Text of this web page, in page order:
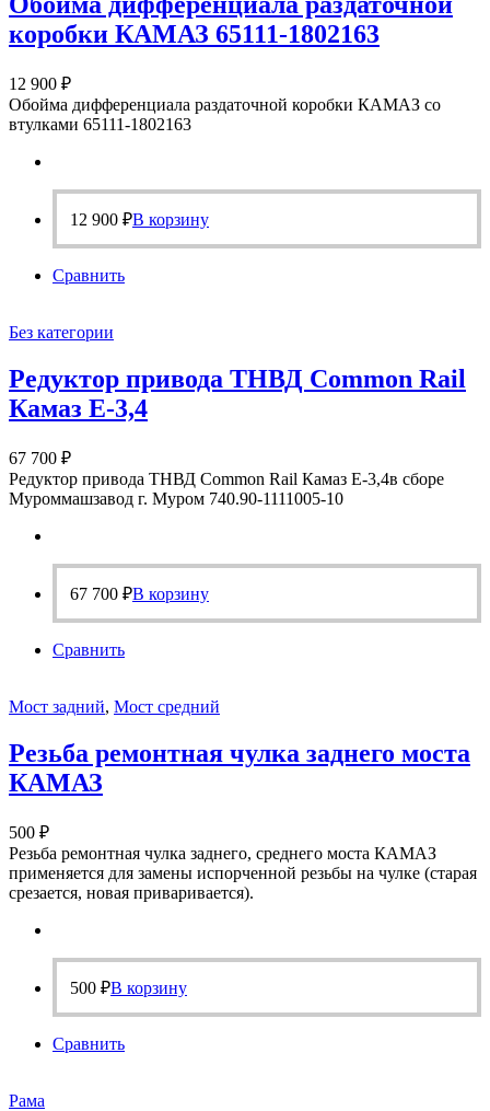
коробки КАМАЗ 65111-1802163
12 900 ₽
Обойма дифференциала раздаточной коробки КАМАЗ со
втулками 65111-1802163
12 900 ₽В корзину
Сравнить
Без категории
Редуктор привода ТНВД Common Rail
Камаз Е-3,4
67 700 ₽
Редуктор привода ТНВД Common Rail Камаз Е-3,4в сборе
Муроммашзавод г. Муром 740.90-1111005-10
67 700 ₽В корзину
Сравнить
Мост задний, Мост средний
Резьба ремонтная чулка заднего моста
КАМАЗ
500 ₽
Резьба ремонтная чулка заднего, среднего моста КАМАЗ
применяется для замены испорченной резьбы на чулке (старая
срезается, новая приваривается).
500 ₽В корзину
Сравнить
Рама